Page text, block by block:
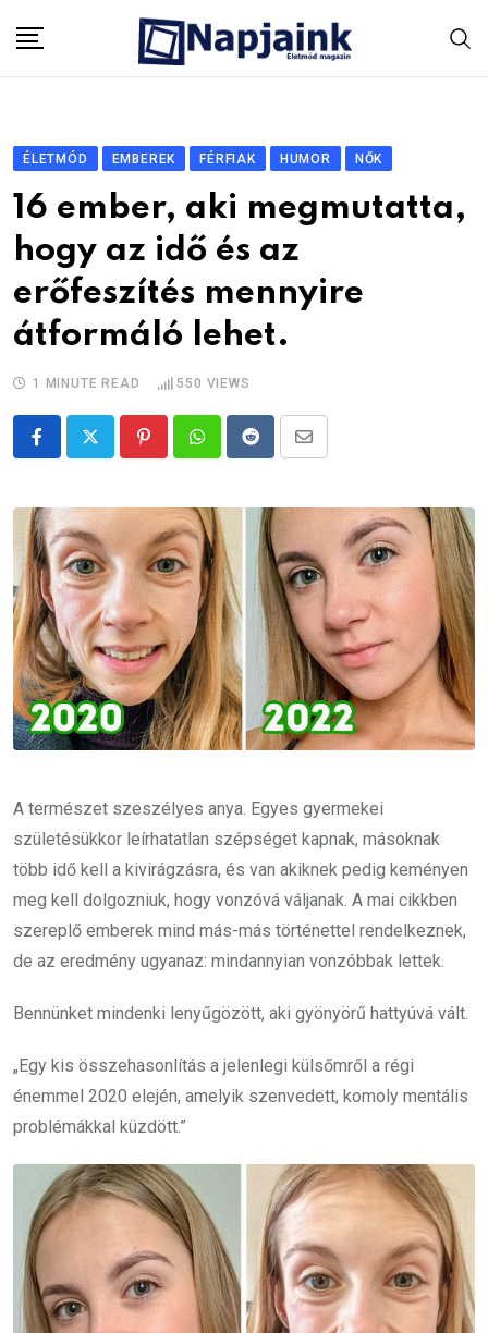
ÉLETMÓD EMBEREK FÉRFIAK HUMOR NŐK
16 ember, aki megmutatta,
hogy az idő és az
erőfeszítés mennyire
átformáló lehet.
1 MINUTE READ 550 VIEWS
PinterestWhatsappRedditShare
Email
A természet szeszélyes anya. Egyes gyermekei
születésükkor leírhatatlan szépséget kapnak, másoknak
több idő kell a kivirágzásra, és van akiknek pedig keményen
meg kell dolgozniuk, hogy vonzóvá váljanak. A mai cikkben
szereplő emberek mind más-más történettel rendelkeznek,
de az eredmény ugyanaz: mindannyian vonzóbbak lettek.
Bennünket mindenki lenyűgözött, aki gyönyörű hattyúvá vált.
„Egy kis összehasonlítás a jelenlegi külsőmről a régi
énemmel 2020 elején, amelyik szenvedett, komoly mentális
problémákkal küzdött.”